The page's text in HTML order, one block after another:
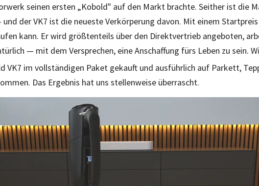
seinen ersten „Kobold" auf den Markt brachte. Seither ist die
der VK7 ist die neueste Verkörperung davon. Mit einem
kann. Er wird größtenteils über den Direktvertrieb angeboten,
— mit dem Versprechen, eine Anschaffung fürs Leben zu sein.
VK7 im vollständigen Paket gekauft und ausführlich auf Parkett,
Das Ergebnis hat uns stellenweise überrascht.